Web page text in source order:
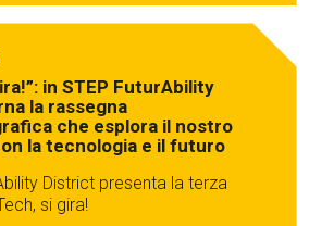
in STEP FuturAbility
la rassegna
che esplora il nostro
la tecnologia e il futuro
District presenta la terza
si gira!